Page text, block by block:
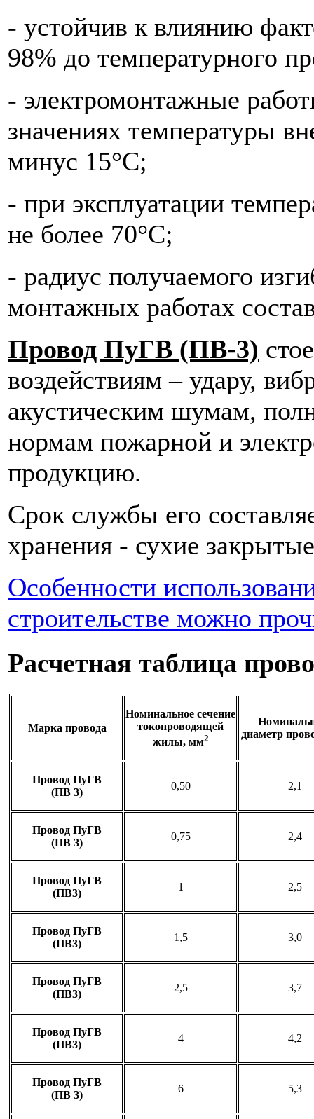
- устойчив к влиянию
98% до температурного
- электромонтажные
значениях температуры
минус 15°С;
- при эксплуатации
не более 70°С;
- радиус получаемого
монтажных работах
Провод ПуГВ (ПВ-3)
воздействиям – удару,
акустическим шумам,
нормам пожарной и
продукцию.
Срок службы его
хранения - сухие
Особенности
строительстве можно
Расчетная таблица
Марка провода
Номинальное сечение
токопроводящей
жилы, мм2
диаметр
Провод ПуГВ
(ПВ 3)
0,50 2,1
Провод ПуГВ
(ПВ 3)
0,75 2,4
Провод ПуГВ
(ПВ3)
1 2,5
Провод ПуГВ
(ПВ3)
1,5 3,0
Провод ПуГВ
(ПВ3)
2,5 3,7
Провод ПуГВ
(ПВ3)
4 4,2
Провод ПуГВ
(ПВ 3)
6 5,3